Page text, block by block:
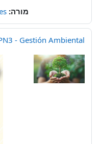
מורה:
- Gestión Ambiental